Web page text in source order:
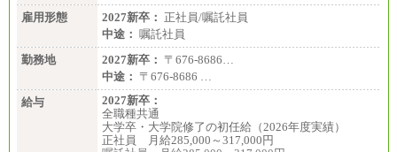
雇用形態
2027新卒： 正社員/嘱託社員
中途： 嘱託社員
勤務地
2027新卒： 〒676-8686…
中途： 〒676-8686 …
給与
2027新卒：
全職種共通
大学卒・大学院修了の初任給（2026年度実績）
正社員 月給285,000～317,000円